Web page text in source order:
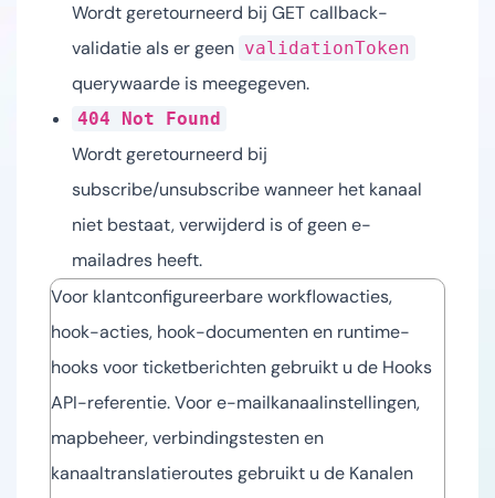
Wordt geretourneerd bij GET callback-
validatie als er geen validationToken
querywaarde is meegegeven.
404 Not Found
Wordt geretourneerd bij
subscribe/unsubscribe wanneer het kanaal
niet bestaat, verwijderd is of geen e-
mailadres heeft.
Voor klantconfigureerbare workflowacties,
hook-acties, hook-documenten en runtime-
hooks voor ticketberichten gebruikt u de Hooks
API-referentie. Voor e-mailkanaalinstellingen,
mapbeheer, verbindingstesten en
kanaaltranslatieroutes gebruikt u de Kanalen